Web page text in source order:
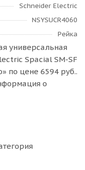
Schneider Electric
NSYSUCR4060
Рейка
универсальная
Spacial SM-SF
по цене 6594 руб..
о